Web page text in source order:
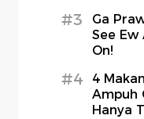
#3
Ga
See Ew
On!
#4
4
Ampuh
Hanya